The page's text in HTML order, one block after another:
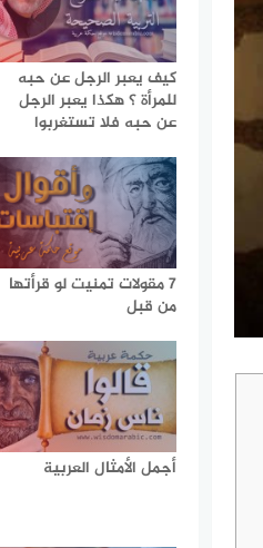
كيف يعبر الرجل عن حبه
للمرأة ؟ هكذا يعبر الرجل
عن حبه فلا تستغربوا
7 مقولات تمنيت لو قرأتها
من قبل
أجمل الأمثال العربية